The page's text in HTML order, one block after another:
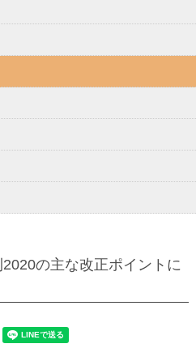
の主な改正ポイントに